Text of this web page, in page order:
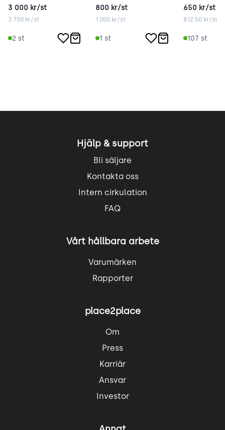
3 000 kr/st
3 750 kr/st
2 st
800 kr/st
1 000 kr/st
1 st
650 kr/st
812.50kr/st
107 st
Hjälp & support
Bli säljare
Kontakta oss
Intern cirkulation
FAQ
Vårt hållbara arbete
Varumärken
Rapporter
place2place
Om
Press
Karriär
Ansvar
Investor